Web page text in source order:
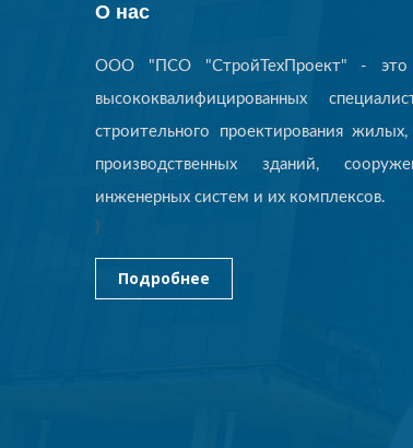
О нас
ООО "ПСО "СтройТехПроект" - это
высококвалифицированных
строительного проектирования
производственных зданий,
инженерных систем и их комплексов.
}
Подробнее